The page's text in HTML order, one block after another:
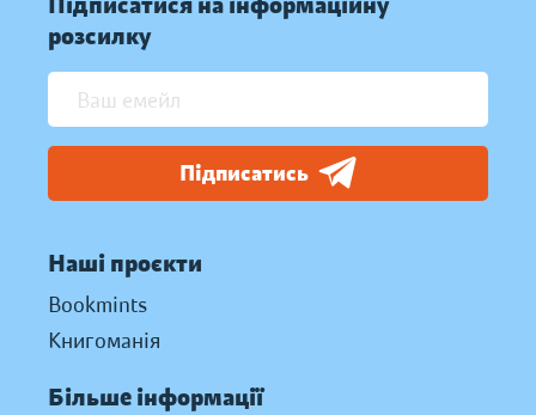
розсилку
Підписатись
Наші проєкти
Bookmints
Книгоманія
Більше інформації